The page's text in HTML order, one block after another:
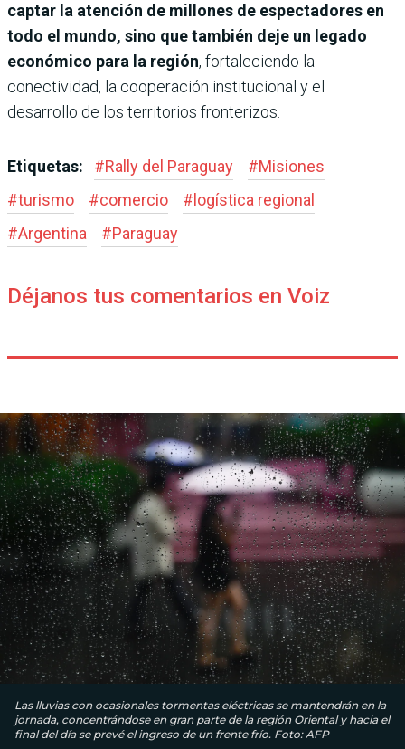
captar la atención de millones de espectadores en
todo el mundo, sino que también deje un legado
económico para la región, fortaleciendo la
conectividad, la cooperación institucional y el
desarrollo de los territorios fronterizos.
Etiquetas: #Rally del Paraguay #Misiones
#turismo #comercio # logística regional
#Argentina #Paraguay
Déjanos tus comentarios en Voiz
Las lluvias con ocasionales tormentas eléctricas se mantendrán en la
jornada, concentrándose en gran parte de la región Oriental y hacia el
final del día se prevé el ingreso de un frente frío. Foto: AFP